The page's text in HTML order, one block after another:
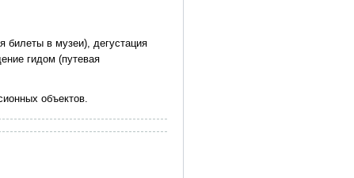
билеты в музеи), дегустация
гидом (путевая
объектов.